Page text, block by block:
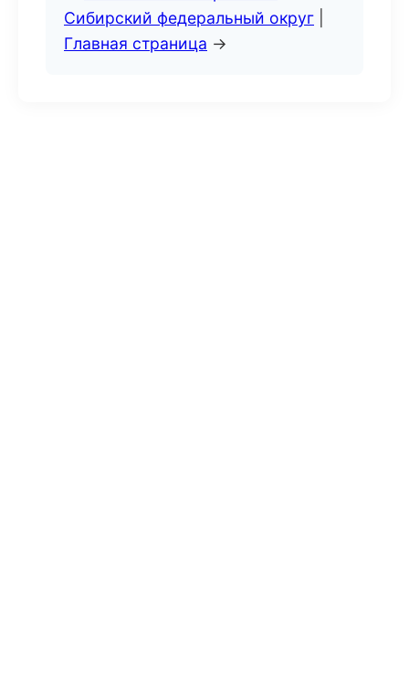
Сибирский федеральный округ
Главная страница →